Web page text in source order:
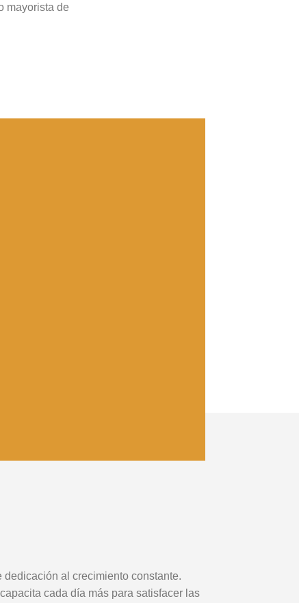
mayorista de
al crecimiento constante.
cada día más para satisfacer las